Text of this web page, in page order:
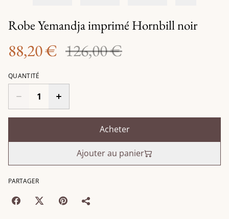
Robe Yemandja imprimé Hornbill noir
88,20 € 126,00 €
QUANTITÉ
Acheter
Ajouter au panier
PARTAGER